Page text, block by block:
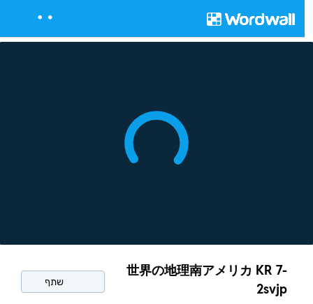
世界の地理南アメリカ KR 7-
2svjp
שתף